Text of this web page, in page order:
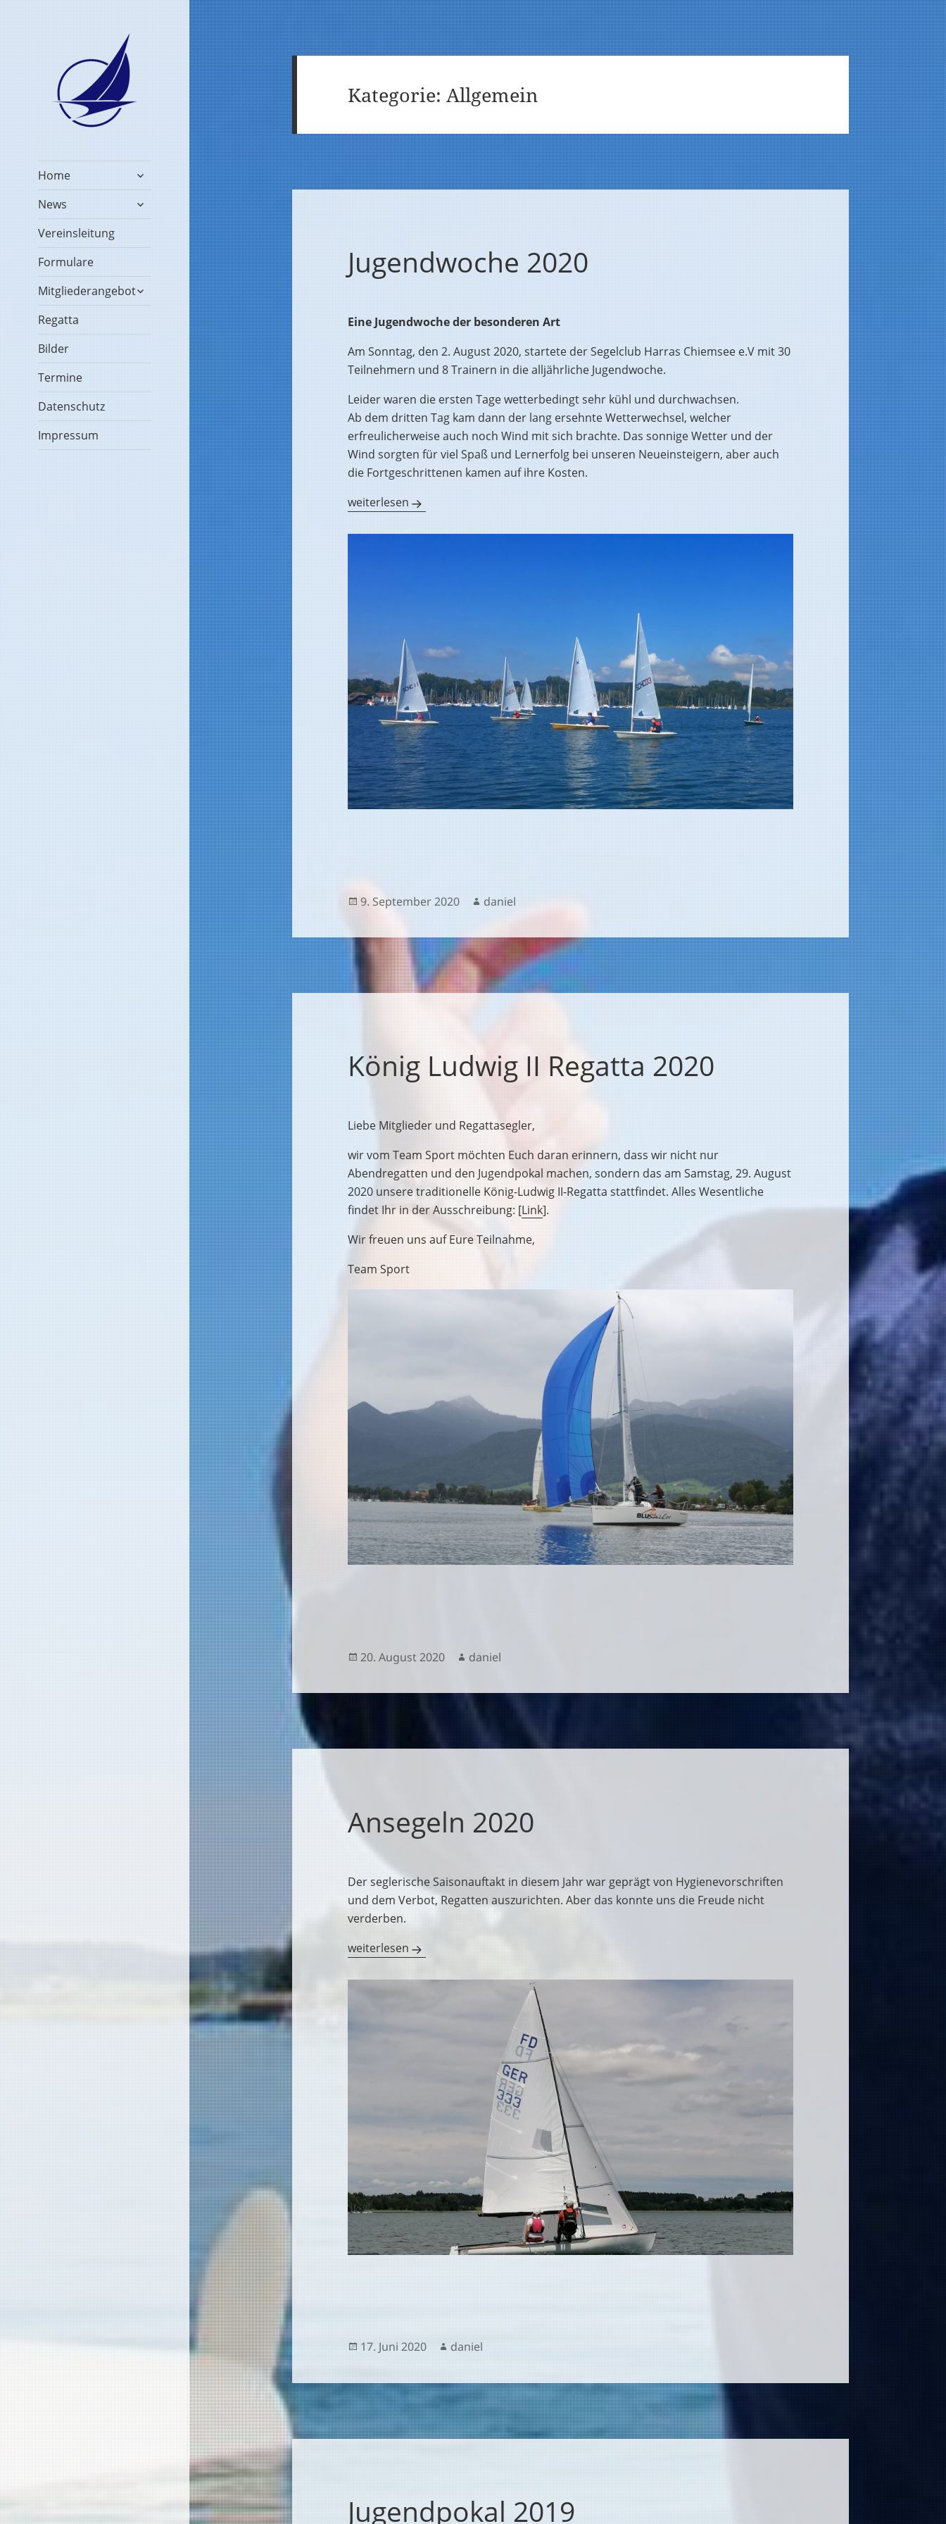
Home
untermenü
News
untermenü
öffnen
Vereinsleitung
Formulare
Mitgliederangebotuntermenü
Regatta
Bilder
Termine
Datenschutz
Impressum
Kategorie:Allgemein
Jugendwoche 2020
Eine Jugendwoche der besonderen Art
Am Sonntag, den 2. August 2020, startete der Segelclub Harras Chiemsee e.V mit 30
Teilnehmern und 8 Trainern in die alljährliche Jugendwoche.
Leider waren die ersten Tage wetterbedingt sehr kühl und durchwachsen.
Ab dem dritten Tag kam dann der lang ersehnte Wetterwechsel, welcher
erfreulicherweise auch noch Wind mit sich brachte. Das sonnige Wetter und der
Wind sorgten für viel Spaß und Lernerfolg bei unseren Neueinsteigern, aber auch
die Fortgeschrittenen kamen auf ihre Kosten.
Jugendwoche 2020
weiterlesen
Veröffentlicht
9. September 2020 Autor
daniel
König Ludwig II Regatta 2020
Liebe Mitglieder und Regattasegler,
wir vom Team Sport möchten Euch daran erinnern, dass wir nicht nur
Abendregatten und den Jugendpokal machen, sondern das am Samstag, 29. August
2020 unsere traditionelle König-Ludwig II-Regatta stattfindet. Alles Wesentliche
findet Ihr in der Ausschreibung: [Link].
Wir freuen uns auf Eure Teilnahme,
Team Sport
Veröffentlicht
20. August 2020 Autor
daniel
Ansegeln 2020
Der seglerische Saisonauftakt in diesem Jahr war geprägt von Hygienevorschriften
und dem Verbot, Regatten auszurichten. Aber das konnte uns die Freude nicht
verderben.
Ansegeln 2020
weiterlesen
Veröffentlicht
am
17. Juni 2020 Autor
daniel
Jugendpokal 2019